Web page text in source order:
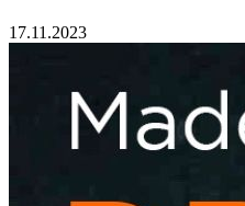
17.11.2023